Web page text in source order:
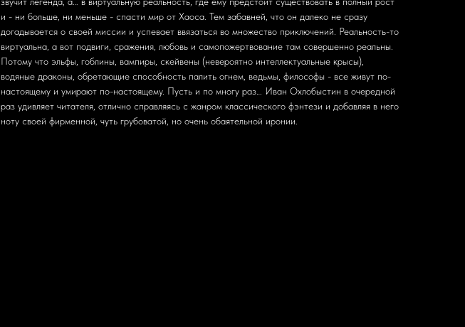
и - ни больше, ни меньше - спасти мир от Хаоса. Тем забавней, что он далеко не сразу
догадывается о своей миссии и успевает ввязаться во множество приключений. Реальность-то
виртуальна, а вот подвиги, сражения, любовь и самопожертвование там совершенно реальны.
Потому что эльфы, гоблины, вампиры, скейвены (невероятно интеллектуальные крысы),
водяные драконы, обретающие способность палить огнем, ведьмы, философы - все живут по-
настоящему и умирают по-настоящему. Пусть и по многу раз… Иван Охлобыстин в очередной
раз удивляет читателя, отлично справляясь с жанром классического фэнтези и добавляя в него
ноту своей фирменной, чуть грубоватой, но очень обаятельной иронии.